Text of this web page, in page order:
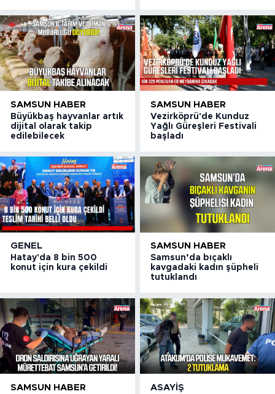
SAMSUN HABER
Büyükbaş hayvanlar artık
dijital olarak takip
edilebilecek
SAMSUN HABER
Vezirköprü'de Kunduz
Yağlı Güreşleri Festivali
başladı
GENEL
Hatay'da 8 bin 500
konut için kura çekildi
SAMSUN HABER
Samsun’da bıçaklı
kavgadaki kadın şüpheli
tutuklandı
SAMSUN HABER ASAYIŞ